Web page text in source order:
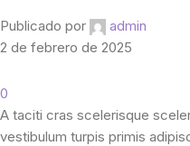
Publicado por
admin
2 de febrero de 2025
0
A taciti cras scelerisque
vestibulum turpis primis